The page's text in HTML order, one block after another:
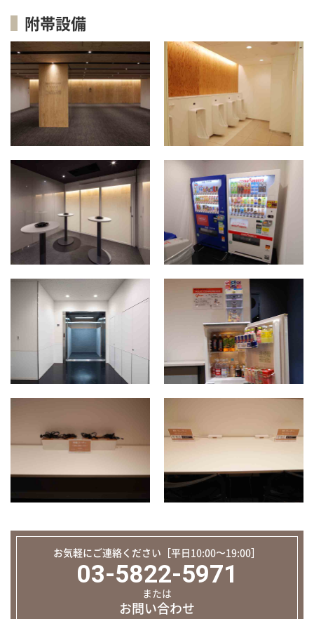
附帯設備
お気軽にご連絡ください［平日10:00〜19:00］
03-5822-5971
または
お問い合わせ